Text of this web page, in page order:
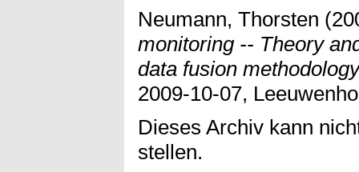
Neumann, Thorsten
monitoring -- Theory
data fusion
2009-10-07,
Dieses Archiv kann
stellen.